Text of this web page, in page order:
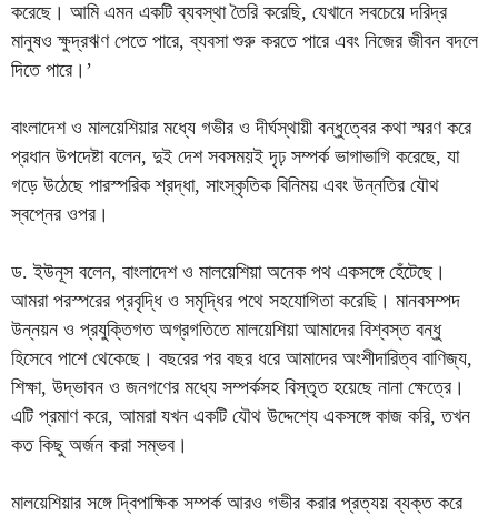
করেছে। আমি এমন একটি ব্যবস্থা তৈরি করেছি, যেখানে সবচেয়ে দরিদ্র
মানুষও ক্ষুদ্রঋণ পেতে পারে, ব্যবসা শুরু করতে পারে এবং নিজের জীবন বদলে
দিতে পারে।’
বাংলাদেশ ও মালয়েশিয়ার মধ্যে গভীর ও দীর্ঘস্থায়ী বন্ধুত্বের কথা স্মরণ করে
প্রধান উপদেষ্টা বলেন, দুই দেশ সবসময়ই দৃঢ় সম্পর্ক ভাগাভাগি করেছে, যা
গড়ে উঠেছে পারস্পরিক শ্রদ্ধা, সাংস্কৃতিক বিনিময় এবং উন্নতির যৌথ
স্বপ্নের ওপর।
ড. ইউনূস বলেন, বাংলাদেশ ও মালয়েশিয়া অনেক পথ একসঙ্গে হেঁটেছে।
আমরা পরস্পরের প্রবৃদ্ধি ও সমৃদ্ধির পথে সহযোগিতা করেছি। মানবসম্পদ
উন্নয়ন ও প্রযুক্তিগত অগ্রগতিতে মালয়েশিয়া আমাদের বিশ্বস্ত বন্ধু
হিসেবে পাশে থেকেছে। বছরের পর বছর ধরে আমাদের অংশীদারিত্ব বাণিজ্য,
শিক্ষা, উদ্ভাবন ও জনগণের মধ্যে সম্পর্কসহ বিস্তৃত হয়েছে নানা ক্ষেত্রে।
এটি প্রমাণ করে, আমরা যখন একটি যৌথ উদ্দেশ্যে একসঙ্গে কাজ করি, তখন
কত কিছু অর্জন করা সম্ভব।
মালয়েশিয়ার সঙ্গে দ্বিপাক্ষিক সম্পর্ক আরও গভীর করার প্রত্যয় ব্যক্ত করে